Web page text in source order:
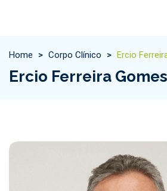
Home > Corpo Clínico > Ercio
Ercio Ferreira Gomes